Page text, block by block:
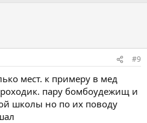
#9
мест. к примеру в мед
пару бомбоудежищ и
школы но по их поводу